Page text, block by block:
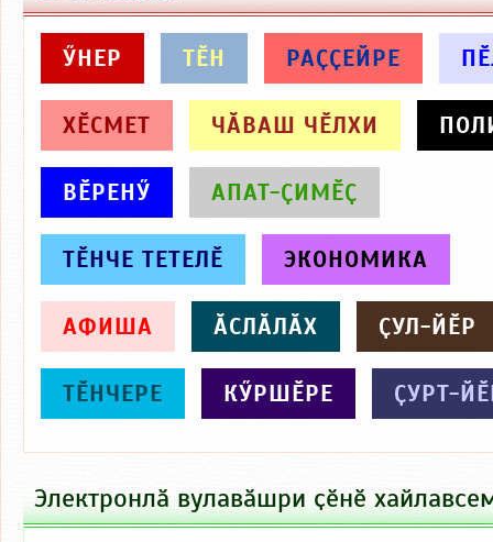
ӲНЕР ТӖН РАҪҪЕЙРЕ
ХӖСМЕТ ЧӐВАШ ЧӖЛХИ
ВӖРЕНӲ АПАТ-ҪИМӖҪ
ТӖНЧЕ ТЕТЕЛӖ ЭКОНОМИКА
АФИША ӐСЛӐЛӐХ ҪУЛ-ЙӖР
ТӖНЧЕРЕ КӲРШӖРЕ ҪУРТ-
Электронлӑ вулавӑшри ҫӗнӗ